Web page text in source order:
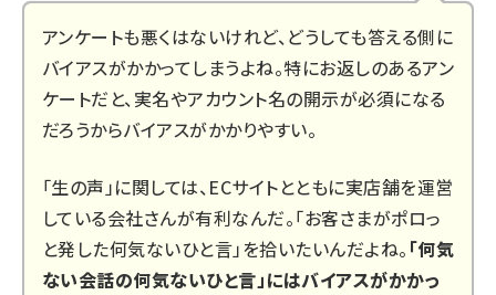
アンケートも悪くはないけれど、どうしても答える側に
バイアスがかかってしまうよね。特にお返しのあるアン
ケートだと、実名やアカウント名の開示が必須になる
だろうからバイアスがかかりやすい。
「生の声」に関しては、ECサイトとともに実店舗を運営
している会社さんが有利なんだ。「お客さまがポロっ
と発した何気ないひと言」を拾いたいんだよね。 「何気
ない会話の何気ないひと言」にはバイアスがかかっ